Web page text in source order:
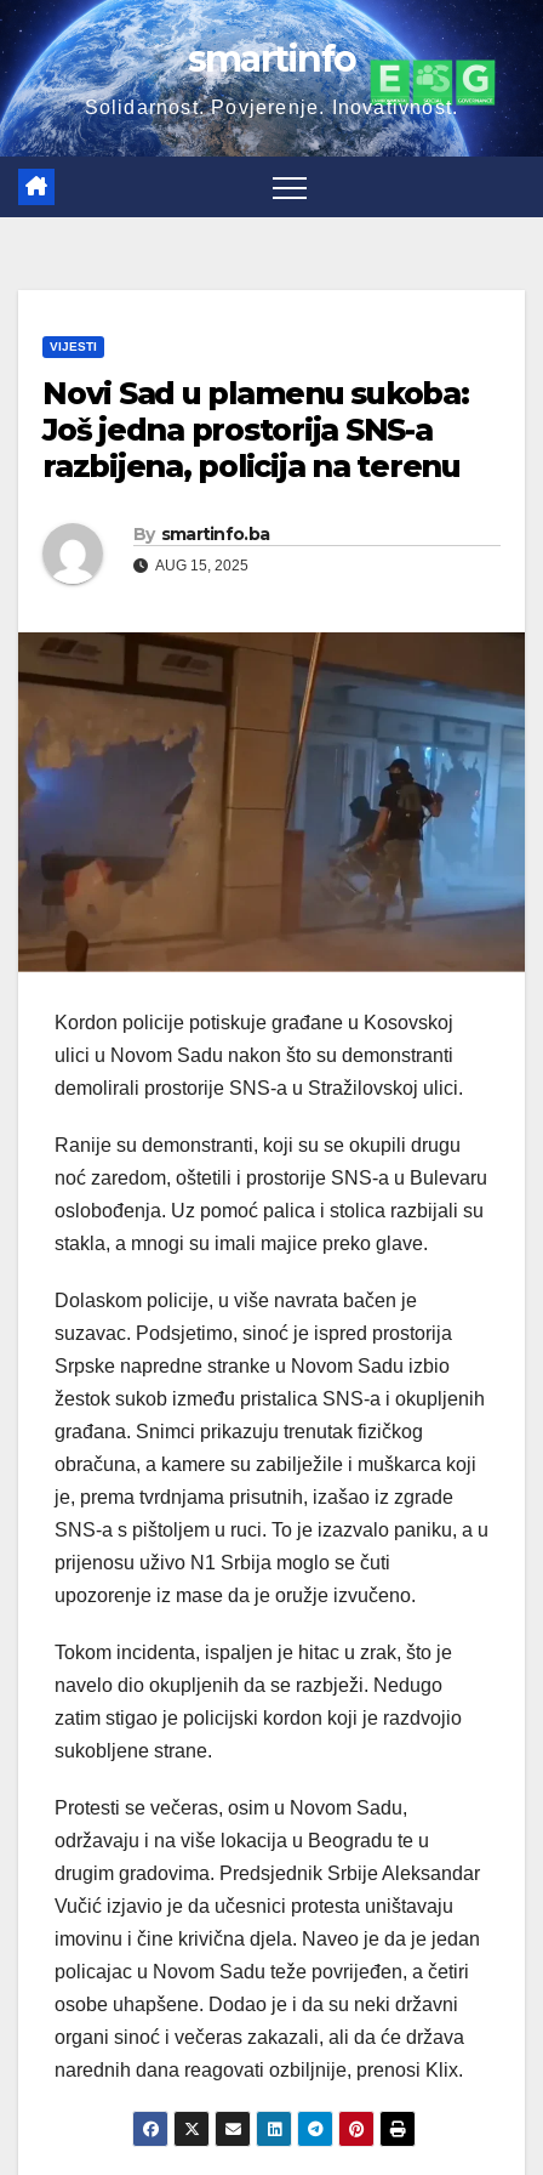
Skip
to
content
smartinfo
Solidarnost. Povjerenje. Inovativnost.
VIJESTI
Novi Sad u plamenu sukoba:
Još jedna prostorija SNS-a
razbijena, policija na terenu
By smartinfo.ba
AUG 15, 2025
Kordon policije potiskuje građane u Kosovskoj
ulici u Novom Sadu nakon što su demonstranti
demolirali prostorije SNS-a u Stražilovskoj ulici.
Ranije su demonstranti, koji su se okupili drugu
noć zaredom, oštetili i prostorije SNS-a u Bulevaru
oslobođenja. Uz pomoć palica i stolica razbijali su
stakla, a mnogi su imali majice preko glave.
Dolaskom policije, u više navrata bačen je
suzavac. Podsjetimo, sinoć je ispred prostorija
Srpske napredne stranke u Novom Sadu izbio
žestok sukob između pristalica SNS-a i okupljenih
građana. Snimci prikazuju trenutak fizičkog
obračuna, a kamere su zabilježile i muškarca koji
je, prema tvrdnjama prisutnih, izašao iz zgrade
SNS-a s pištoljem u ruci. To je izazvalo paniku, a u
prijenosu uživo N1 Srbija moglo se čuti
upozorenje iz mase da je oružje izvučeno.
Tokom incidenta, ispaljen je hitac u zrak, što je
navelo dio okupljenih da se razbježi. Nedugo
zatim stigao je policijski kordon koji je razdvojio
sukobljene strane.
Protesti se večeras, osim u Novom Sadu,
održavaju i na više lokacija u Beogradu te u
drugim gradovima. Predsjednik Srbije Aleksandar
Vučić izjavio je da učesnici protesta uništavaju
imovinu i čine krivična djela. Naveo je da je jedan
policajac u Novom Sadu teže povrijeđen, a četiri
osobe uhapšene. Dodao je i da su neki državni
organi sinoć i večeras zakazali, ali da će država
narednih dana reagovati ozbiljnije, prenosi Klix.